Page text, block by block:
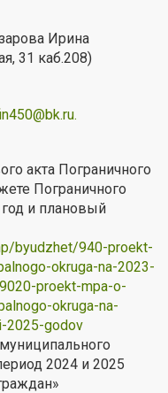
Ирина
31 каб.208)
.
акта Пограничного
Пограничного
и плановый
byudzhet/940-proekt-
okruga-na-2023-
proekt-mpa-o-
okruga-na-
2025-godov
2024 и 2025